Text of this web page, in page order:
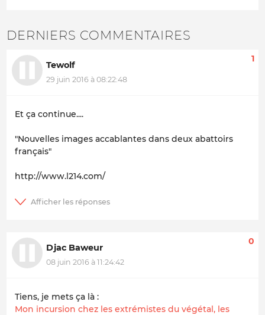
DERNIERS COMMENTAIRES
Tewolf
29 juin 2016 à 08:22:48
1
Et ça continue....
"Nouvelles images accablantes dans deux abattoirs
français"
http://www.l214.com/
Djac Baweur
08 juin 2016 à 11:24:42
0
Tiens, je mets ça là :
Mon incursion chez les extrémistes du végétal, les